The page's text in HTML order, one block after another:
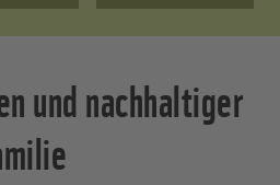
und nachhaltiger